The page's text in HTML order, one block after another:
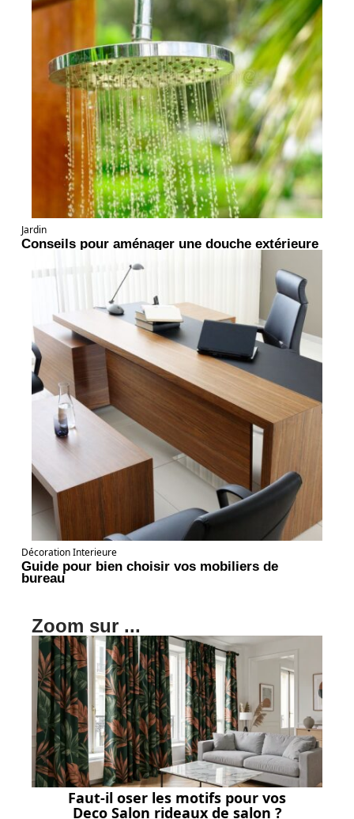
Jardin
Conseils pour aménager une douche extérieure
Décoration Interieure
Guide pour bien choisir vos mobiliers de
bureau
Zoom sur ...
Faut-il oser les motifs pour vos
Deco Salon rideaux de salon ?